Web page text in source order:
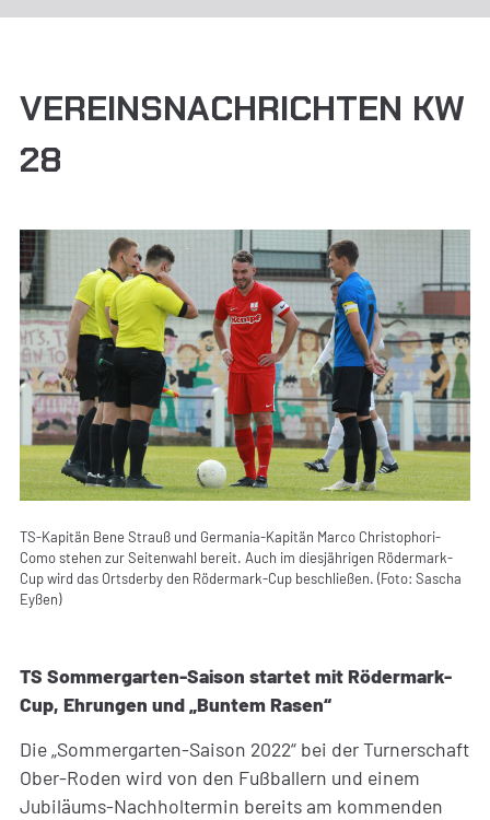
VEREINSNACHRICHTEN KW
28
TS-Kapitän Bene Strauß und Germania-Kapitän Marco Christophori-
Como stehen zur Seitenwahl bereit. Auch im diesjährigen Rödermark-
Cup wird das Ortsderby den Rödermark-Cup beschließen. (Foto: Sascha
Eyßen)
TS Sommergarten-Saison startet mit Rödermark-
Cup, Ehrungen und „Buntem Rasen“
Die „Sommergarten-Saison 2022“ bei der Turnerschaft
Ober-Roden wird von den Fußballern und einem
Jubiläums-Nachholtermin bereits am kommenden